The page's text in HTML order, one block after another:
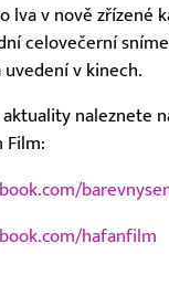
lva v nově zřízené
celovečerní
uvedení v kinech.
naleznete
Film:
hafanfilm